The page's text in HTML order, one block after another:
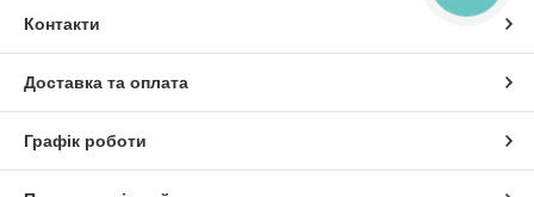
Контакти
Доставка та оплата
Графік роботи